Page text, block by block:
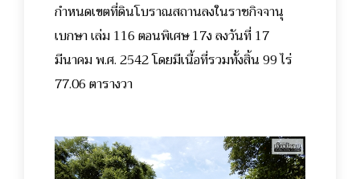
กำหนดเขตที่ดินโบราณสถานลงในราชกิจจานุ
เบกษา เล่ม 116 ตอนพิเศษ 17ง ลงวันที่ 17
มีนาคม พ.ศ. 2542 โดยมีเนื้อที่รวมทั้งสิ้น 99 ไร่
77.06 ตารางวา